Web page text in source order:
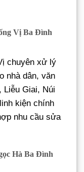
Vị Ba Đình
chuyên xử lý
nhà dân, văn
Liễu Giai, Núi
kiện chính
nhu cầu sửa
Hà Ba Đình